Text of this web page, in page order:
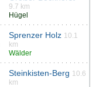
9.7 km
Hügel
Sprenzer Holz 10.1
km
Wälder
Steinkisten-Berg 10.6
km